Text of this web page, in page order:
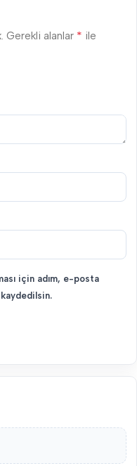
Gerekli alanlar * ile
için adım, e-posta